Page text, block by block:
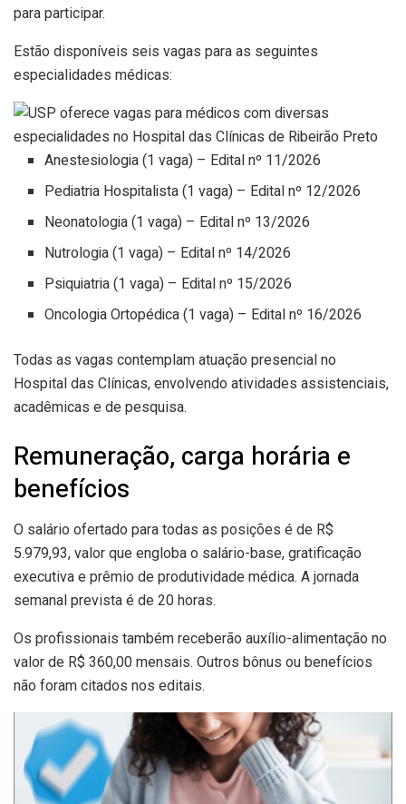
para participar.
Estão disponíveis seis vagas para as seguintes
especialidades médicas:
Anestesiologia (1 vaga) – Edital nº 11/2026
Pediatria Hospitalista (1 vaga) – Edital nº 12/2026
Neonatologia (1 vaga) – Edital nº 13/2026
Nutrologia (1 vaga) – Edital nº 14/2026
Psiquiatria (1 vaga) – Edital nº 15/2026
Oncologia Ortopédica (1 vaga) – Edital nº 16/2026
Todas as vagas contemplam atuação presencial no
Hospital das Clínicas, envolvendo atividades assistenciais,
acadêmicas e de pesquisa.
Remuneração, carga horária e
benefícios
O salário ofertado para todas as posições é de R$
5.979,93, valor que engloba o salário-base, gratificação
executiva e prêmio de produtividade médica. A jornada
semanal prevista é de 20 horas.
Os profissionais também receberão auxílio-alimentação no
valor de R$ 360,00 mensais. Outros bônus ou benefícios
não foram citados nos editais.